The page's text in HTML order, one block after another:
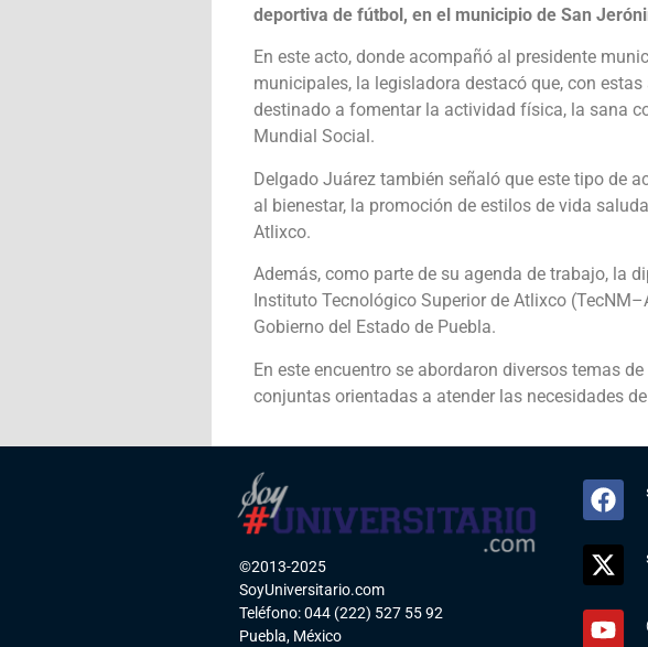
deportiva de fútbol, en el municipio de San
En este acto, donde acompañó al presidente
municipales, la legisladora destacó que, con
destinado a fomentar la actividad física, la sana
Mundial Social.
Delgado Juárez también señaló que este tipo de
al bienestar, la promoción de estilos de vida
Atlixco.
Además, como parte de su agenda de trabajo, la
Instituto Tecnológico Superior de Atlixco
Gobierno del Estado de Puebla.
En este encuentro se abordaron diversos temas
conjuntas orientadas a atender las necesidades
©2013-2025
SoyUniversitario.com
Teléfono: 044 (222) 527 55 92
Puebla, México